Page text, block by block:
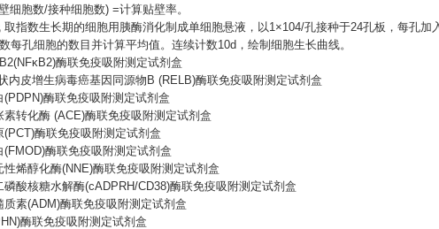
细胞数/接种细胞数) =计算贴壁率。
取指数生长期的细胞用胰酶消化制成单细胞悬液，以1×104/孔接种于24孔板，每孔加
每孔细胞的数目并计算平均值。连续计数10d，绘制细胞生长曲线。
酶联免疫吸附测定试剂盒
内皮增生病毒癌基因同源物B (RELB)酶联免疫吸附测定试剂盒
(PDPN)酶联免疫吸附测定试剂盒
素转化酶 (ACE)酶联免疫吸附测定试剂盒
(PCT)酶联免疫吸附测定试剂盒
(FMOD)酶联免疫吸附测定试剂盒
性烯醇化酶(NNE)酶联免疫吸附测定试剂盒
磷酸核糖水解酶(cADPRH/CD38)酶联免疫吸附测定试剂盒
质素(ADM)酶联免疫吸附测定试剂盒
酶联免疫吸附测定试剂盒